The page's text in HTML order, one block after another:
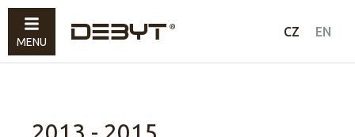
CZ EN
Nábytek
Svítidla
Prodáno
MENU